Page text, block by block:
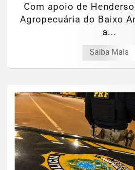
Com apoio de
Agropecuária do Baixo
a...
Saiba Mais